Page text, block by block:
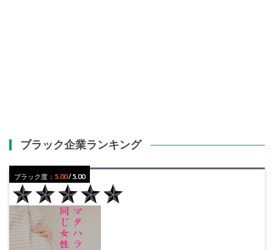
ブラック企業ランキング
ブラック度： 5.00/ 5.00